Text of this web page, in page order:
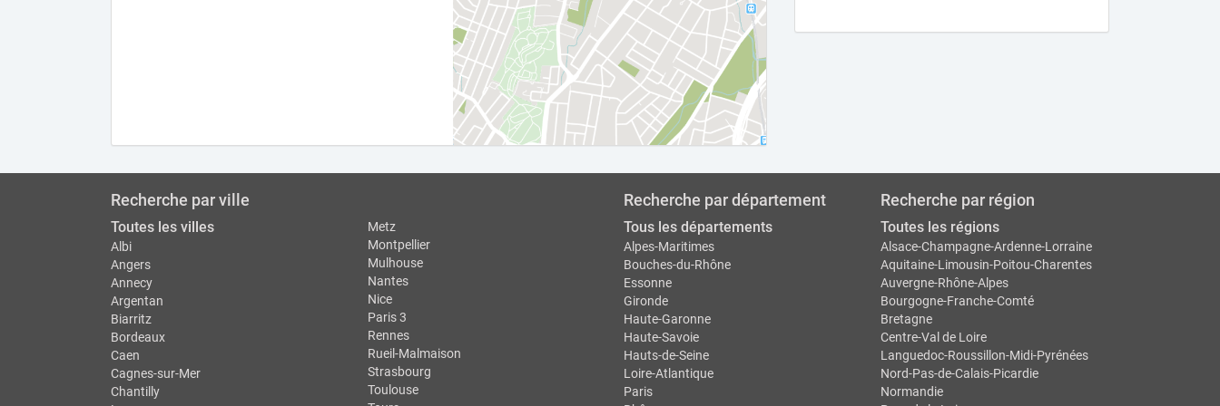
Recherche par ville
Toutes les villes
Albi
Angers
Annecy
Argentan
Biarritz
Bordeaux
Caen
Cagnes-sur-Mer
Chantilly
Metz
Montpellier
Mulhouse
Nantes
Nice
Paris 3
Rennes
Rueil-Malmaison
Strasbourg
Toulouse
Recherche par département
Tous les départements
Alpes-Maritimes
Bouches-du-Rhône
Essonne
Gironde
Haute-Garonne
Haute-Savoie
Hauts-de-Seine
Loire-Atlantique
Paris
Recherche par région
Toutes les régions
Alsace-Champagne-Ardenne-Lorraine
Aquitaine-Limousin-Poitou-Charentes
Auvergne-Rhône-Alpes
Bourgogne-Franche-Comté
Bretagne
Centre-Val de Loire
Languedoc-Roussillon-Midi-Pyrénées
Nord-Pas-de-Calais-Picardie
Normandie